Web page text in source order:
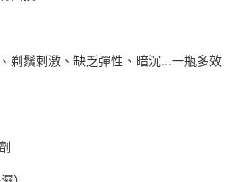
剃鬚刺激、缺乏彈性、暗沉...一瓶多效